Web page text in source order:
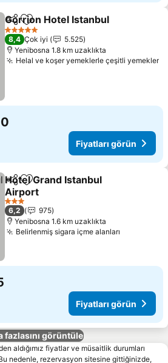
PaylaşFavorilerime ekle
Gorrion Hotel Istanbul
5 Yıldız
8,4 Çok iyi
5.525
Yenibosna 1.8 km uzaklıkta
Helal ve koşer yemeklerle çeşitli yemekler
Fiyatları görün
PaylaşFavorilerime ekle
Hotel Grand Istanbul
Airport
Fiyatları görün
3 Yıldız
6,2
975
Yenibosna 1.6 km uzaklıkta
Belirlenmiş sigara içme alanları
Fiyatları görün
fazlasını görüntüle
aldığımız fiyatlar ve müsaitlik durumları
nedenle, rezervasyon sitesine gittiğinizde,